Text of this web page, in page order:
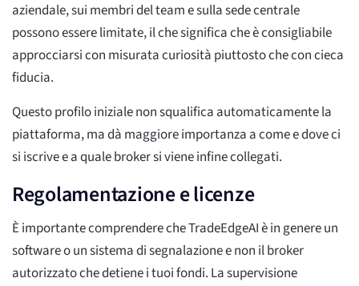
aziendale, sui membri del team e sulla sede centrale
possono essere limitate, il che significa che è consigliabile
approcciarsi con misurata curiosità piuttosto che con cieca
fiducia.
Questo profilo iniziale non squalifica automaticamente la
piattaforma, ma dà maggiore importanza a come e dove ci
si iscrive e a quale broker si viene infine collegati.
Regolamentazione e licenze
È importante comprendere che TradeEdgeAI è in genere un
software o un sistema di segnalazione e non il broker
autorizzato che detiene i tuoi fondi. La supervisione